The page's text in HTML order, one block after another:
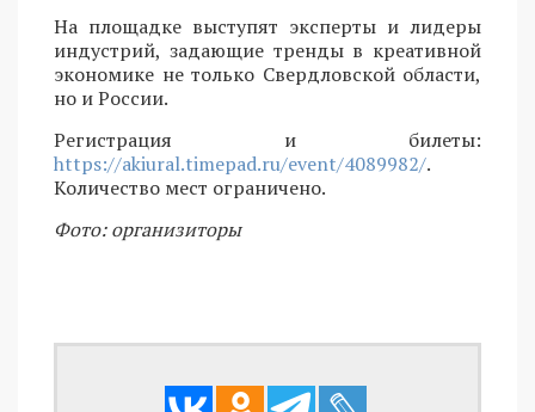
На площадке выступят эксперты и лидеры
индустрий, задающие тренды в креативной
экономике не только Свердловской области,
но и России.
Регистрация и билеты:
https://akiural.timepad.ru/event/4089982/.
Количество мест ограничено.
Фото: организиторы